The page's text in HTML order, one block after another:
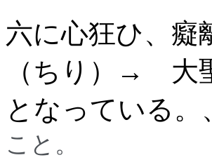
六に心狂ひ、
（ちり）→ 大
となっている
こと。